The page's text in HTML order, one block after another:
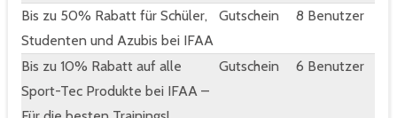
Bis zu 50% Rabatt für Schüler,
Studenten und Azubis bei IFAA
Gutschein 8 Benutzer
Bis zu 10% Rabatt auf alle
Sport-Tec Produkte bei IFAA –
Gutschein 6 Benutzer